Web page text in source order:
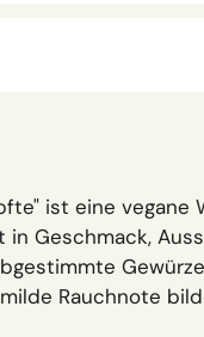
ist eine vegane
in Geschmack,
Rauchnote